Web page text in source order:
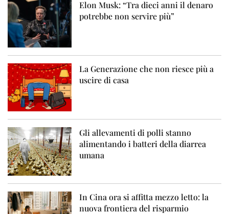
Elon Musk: “Tra dieci anni il denaro
potrebbe non servire più”
La Generazione che non riesce più a
uscire di casa
Gli allevamenti di polli stanno
alimentando i batteri della diarrea
umana
In Cina ora si affitta mezzo letto: la
nuova frontiera del risparmio